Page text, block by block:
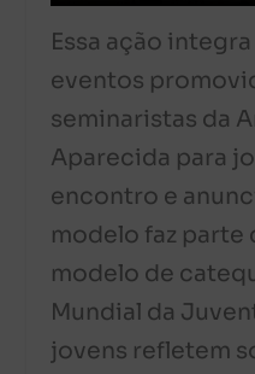
Essa ação
eventos
seminaristas da
Aparecida para
encontro e
modelo faz parte
modelo de
Mundial da
jovens refletem